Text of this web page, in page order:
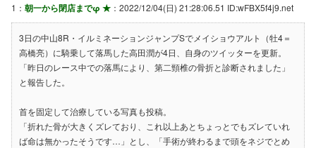
1： 朝一から閉店までφ ★ ：2022/12/04(日) 21:28:06.51 ID:wFBX5f4j9.net
3日の中山8R・イルミネーションジャンプSでメイショウアルト（牡4＝
高橋亮）に騎乗して落馬した高田潤が4日、自身のツイッターを更新。
「昨日のレース中での落馬により、第二頸椎の骨折と診断されました」
と報告した。
首を固定して治療している写真も投稿。
「折れた骨が大きくズレており、これ以上あとちょっとでもズレていれ
ば命は無かったそうです…」とし、「手術が終わるまで頭をネジでとめ